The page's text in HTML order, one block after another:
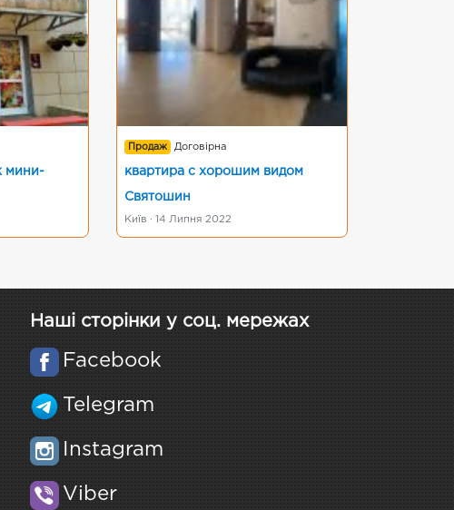
мини-
Продаж Договірна
квартира с хорошим видом
Святошин
Київ · 14 Липня 2022
Наші сторінки у соц. мережах
Facebook
Telegram
Instagram
Viber